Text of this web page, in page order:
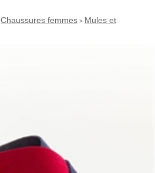
Chaussures femmes > Mules et